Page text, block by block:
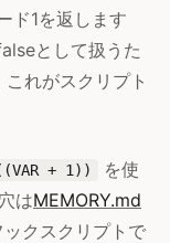
ド1を返します
として扱うた
れがスクリプト
+ 1))
を使
はMEMORY.md
クスクリプトで